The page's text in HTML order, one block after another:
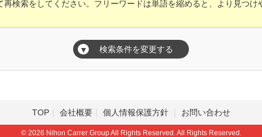
再検索をしてください。フリーワードは単語を縮めると、より見つけ
▼ 検索条件を変更する
TOP 会社概要 個人情報保護方針 お問い合わせ
© 2026 Nihon Carrer Group All Rights Reserved. All Rights Reserved.